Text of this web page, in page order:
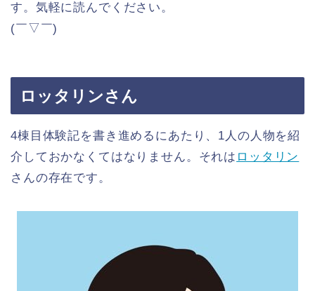
す。気軽に読んでください。
(￣▽￣)
ロッタリンさん
4棟目体験記を書き進めるにあたり、1人の人物を紹
介しておかなくてはなりません。それは ロッタリン
さんの存在です。